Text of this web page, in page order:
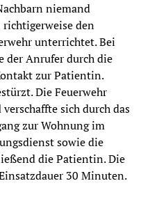
niemand
richtigerweise den
unterrichtet. Bei
der Anrufer durch die
zur Patientin.
Die Feuerwehr
sich durch das
zur Wohnung im
sowie die
die Patientin. Die
30 Minuten.